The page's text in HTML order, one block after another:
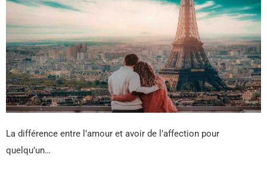
La différence entre l’amour et avoir de l’affection pour
quelqu’un…